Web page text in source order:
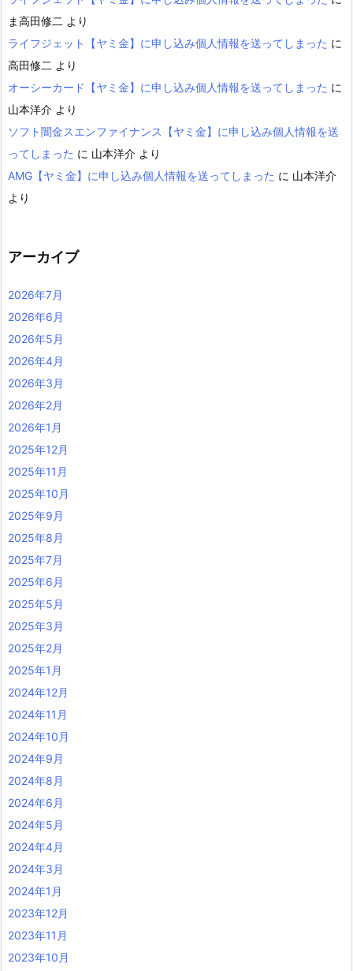
ま高田修二 より
ライフジェット【ヤミ金】に申し込み個人情報を送ってしまった に
高田修二 より
オーシーカード【ヤミ金】に申し込み個人情報を送ってしまった に
山本洋介 より
ソフト闇金スエンファイナンス【ヤミ金】に申し込み個人情報を送
ってしまった に 山本洋介 より
AMG【ヤミ金】に申し込み個人情報を送ってしまった に 山本洋介
より
アーカイブ
2026年7月
2026年6月
2026年5月
2026年4月
2026年3月
2026年2月
2026年1月
2025年12月
2025年11月
2025年10月
2025年9月
2025年8月
2025年7月
2025年6月
2025年5月
2025年3月
2025年2月
2025年1月
2024年12月
2024年11月
2024年10月
2024年9月
2024年8月
2024年6月
2024年5月
2024年4月
2024年3月
2024年1月
2023年12月
2023年11月
2023年10月